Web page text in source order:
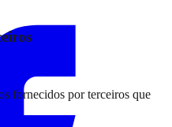
fornecidos por terceiros que